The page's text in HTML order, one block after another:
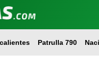
Patrulla 790